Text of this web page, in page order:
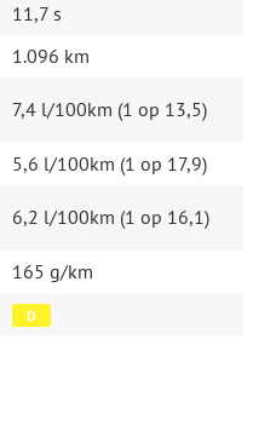
contact op te
mogelijk!
GEOPEND 06-45507473
informatie en prijzen
worden ontleend. Al het
invoerfouten.
11,7 s
1.096 km
7,4 l/100km (1 op 13,5)
5,6 l/100km (1 op 17,9)
6,2 l/100km (1 op 16,1)
165 g/km
D